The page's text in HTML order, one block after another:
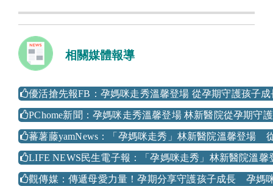
相關媒體報導
優活搶先報FB：孕媽咪走秀溫馨登場 從孕期守護孩子成
PChome新聞：孕媽咪走秀溫馨登場 林新醫院從孕期守
蕃薯藤yamNews：「孕媽咪走秀」林新醫院溫馨登場
LIFE NEWS民生電子報：「孕媽咪走秀」林新醫院溫
觀傳媒：傳遞母愛力量！孕期分享守護孩子成長 孕媽